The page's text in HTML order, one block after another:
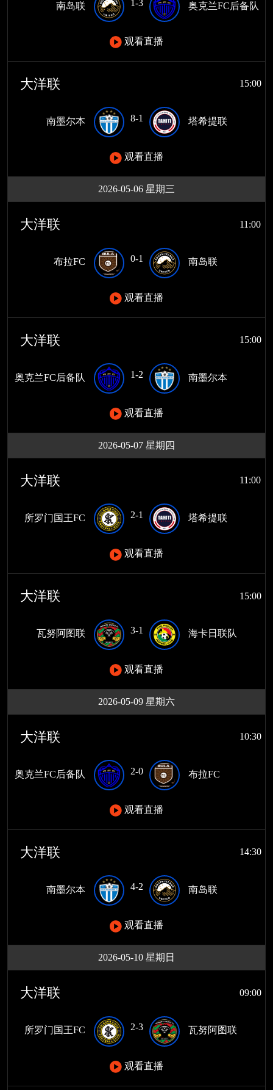
南岛联 1-3 奥克兰FC后备队
观看直播
大洋联 15:00
南墨尔本 8-1 塔希提联
观看直播
2026-05-06 星期三
大洋联 11:00
布拉FC 0-1 南岛联
观看直播
大洋联 15:00
奥克兰FC后备队 1-2 南墨尔本
观看直播
2026-05-07 星期四
大洋联 11:00
所罗门国王FC 2-1 塔希提联
观看直播
大洋联 15:00
瓦努阿图联 3-1 海卡日联队
观看直播
2026-05-09 星期六
大洋联 10:30
奥克兰FC后备队 2-0 布拉FC
观看直播
大洋联 14:30
南墨尔本 4-2 南岛联
观看直播
2026-05-10 星期日
大洋联 09:00
所罗门国王FC 2-3 瓦努阿图联
观看直播